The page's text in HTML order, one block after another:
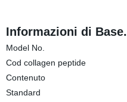
Informazioni di Base.
Model No.
Cod collagen peptide
Contenuto
Standard